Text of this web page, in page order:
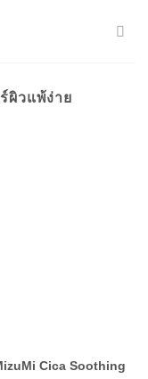
ผิวแพ้ง่าย
Cica Soothing